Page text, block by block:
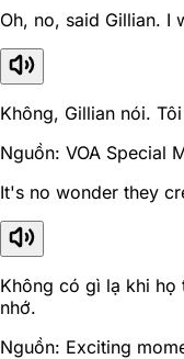
Oh, no, said Gillian. I
Không, Gillian nói.
Nguồn: VOA Special
It's no wonder they
Không có gì lạ khi họ
nhớ.
Nguồn: Exciting